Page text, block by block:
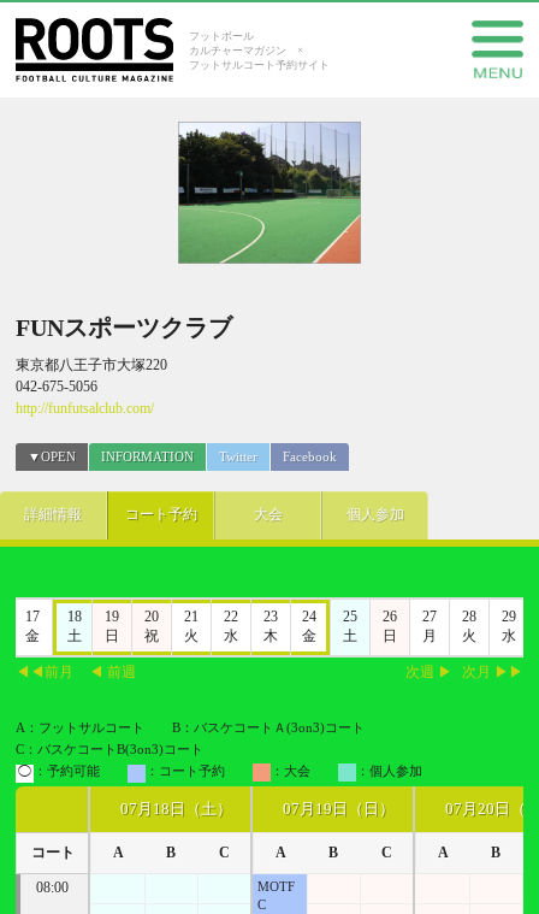
フットボール
カルチャーマガジン ×
フットサルコート予約サイト
FUNスポーツクラブ
東京都八王子市大塚220
042-675-5056
http://funfutsalclub.com/
▼OPEN INFORMATION Twitter Facebook
詳細情報 コート予約 大会 個人参加
17
金
18
土
19
日
20
祝
21
火
22
水
23
木
24
金
25
土
26
日
27
月
28
火
29
水
◀◀前月 ◀ 前週 次週 ▶ 次月 ▶▶
A：フットサルコート
B：バスケコートＡ(3on3)コート
C：バスケコートB(3on3)コート
◯ ：予約可能 ：コート予約 ：大会 ：個人参加
コート
07月18日（土）
A B C
07月19日（日）
A B C
07月20日（
A B
08:00
MOTF
C